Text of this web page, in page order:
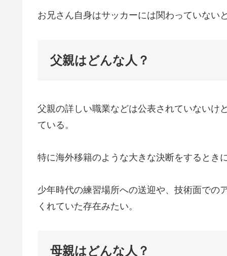
お兄さん自身はサッカーには関わっていない
父親はどんな人？
父親の詳しい職業などは公表されていないけ
ている。
特に海外移籍のような大きな決断をするとき
少年時代の練習場所への送迎や、技術面での
くれていた存在みたい。
母親はどんな人？